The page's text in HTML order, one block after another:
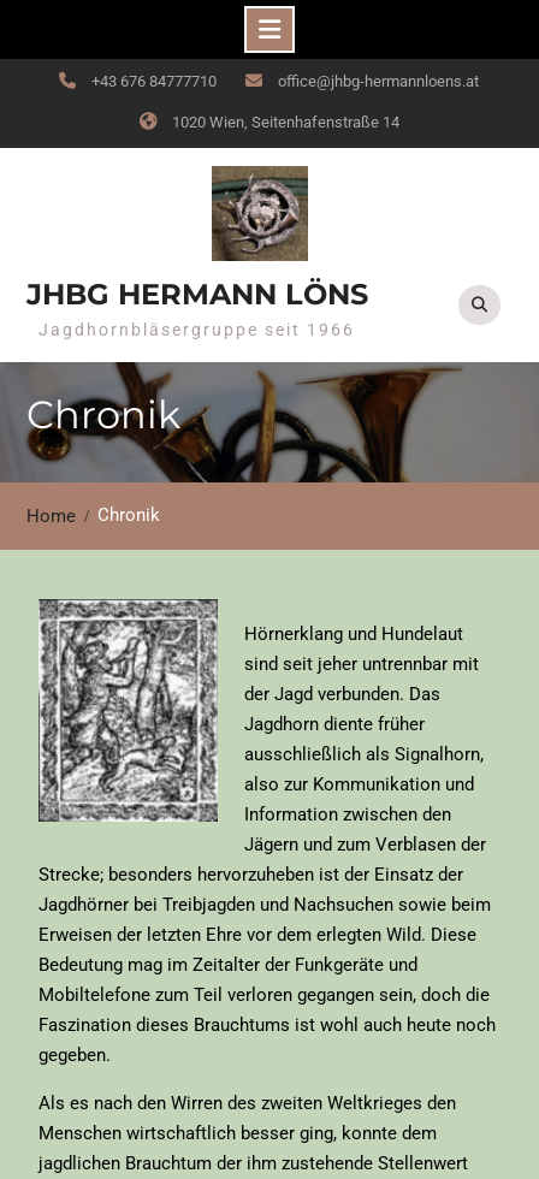
+43 676 84777710 office@jhbg-hermannloens.at
1020 Wien, Seitenhafenstraße 14
JHBG HERMANN LÖNS
Jagdhornbläsergruppe seit 1966
Chronik
Home Chronik
Hörnerklang und Hundelaut
sind seit jeher untrennbar mit
der Jagd verbunden. Das
Jagdhorn diente früher
ausschließlich als Signalhorn,
also zur Kommunikation und
Information zwischen den
Jägern und zum Verblasen der
Strecke; besonders hervorzuheben ist der Einsatz der
Jagdhörner bei Treibjagden und Nachsuchen sowie beim
Erweisen der letzten Ehre vor dem erlegten Wild. Diese
Bedeutung mag im Zeitalter der Funkgeräte und
Mobiltelefone zum Teil verloren gegangen sein, doch die
Faszination dieses Brauchtums ist wohl auch heute noch
gegeben.
Als es nach den Wirren des zweiten Weltkrieges den
Menschen wirtschaftlich besser ging, konnte dem
jagdlichen Brauchtum der ihm zustehende Stellenwert